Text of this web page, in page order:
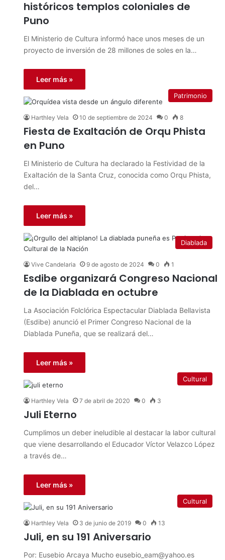
históricos templos coloniales de
Puno
El Ministerio de Cultura informó hace unos meses de un
proyecto de inversión de 28 millones de soles en la…
Leer más »
Patrimonio
Harthley Vela 10 de septiembre de 2024 0 8
Fiesta de Exaltación de Orqu Phista
en Puno
El Ministerio de Cultura ha declarado la Festividad de la
Exaltación de la Santa Cruz, conocida como Orqu Phista,
del…
Leer más »
Diablada
Vive Candelaria 9 de agosto de 2024 0 1
Esdibe organizará Congreso Nacional
de la Diablada en octubre
La Asociación Folclórica Espectacular Diablada Bellavista
(Esdibe) anunció el Primer Congreso Nacional de la
Diablada Puneña, que se realizará del…
Leer más »
Cultural
Harthley Vela 7 de abril de 2020 0 3
Juli Eterno
Cumplimos un deber ineludible al destacar la labor cultural
que viene desarrollando el Educador Víctor Velazco López
a través de…
Leer más »
Cultural
Harthley Vela 3 de junio de 2019 0 13
Juli, en su 191 Aniversario
Por: Eusebio Arcaya Mucho eusebio_eam@yahoo.es